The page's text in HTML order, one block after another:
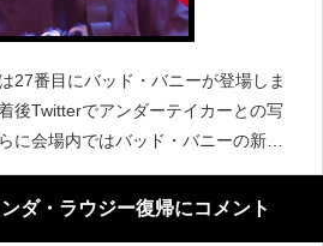
27番目にバッド・バニーが登場しま
後Twitterでアンダーテイカーとの写
に会場内ではバッド・バニーの新し
ことからサプライズにはなりません
り上げました。.@sanb
ダ・ラウジー復帰にコメント